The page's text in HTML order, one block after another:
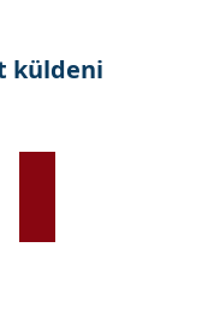
küldeni